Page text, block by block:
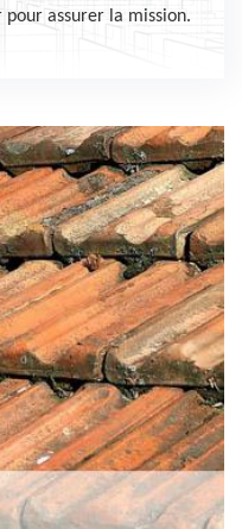
assurer la mission.